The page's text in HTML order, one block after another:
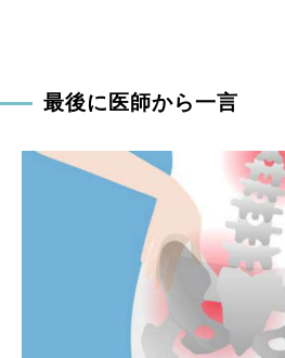
最後に医師から一言